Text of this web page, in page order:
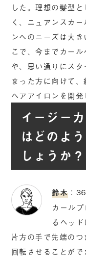
した。理想の髪型
く、ニュアンスカ
ンへのニーズは大
こで、今までカー
や、思い通りにス
まった方に向けて
ヘアアイロンを開発
イージー
はどのよ
しょうか？
鈴木 ：
カール
るヘッ
片方の手で先端の
回転させることが